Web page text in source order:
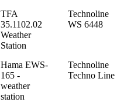
TFA
35.1102.02
Weather
Station
Technoline
WS 6448
Hama EWS-
165 -
weather
station
Technoline
Techno Line